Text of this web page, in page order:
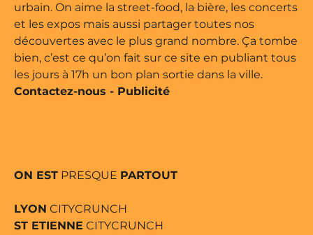
urbain. On aime la street-food, la bière, les concerts
et les expos mais aussi partager toutes nos
découvertes avec le plus grand nombre. Ça tombe
bien, c’est ce qu’on fait sur ce site en publiant tous
les jours à 17h un bon plan sortie dans la ville.
Contactez-nous - Publicité
ON EST PRESQUE PARTOUT
LYON CITYCRUNCH
ST ETIENNE CITYCRUNCH